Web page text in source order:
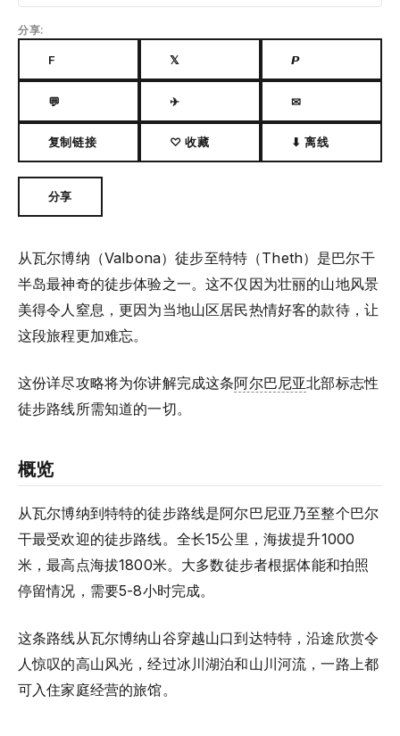
分享:
F 𝕏 𝙋
💬 ✈ ✉
复制链接 ♡ 收藏 ⬇ 离线
分享
从瓦尔博纳（Valbona）徒步至特特（Theth）是巴尔干
半岛最神奇的徒步体验之一。这不仅因为壮丽的山地风景
美得令人窒息，更因为当地山区居民热情好客的款待，让
这段旅程更加难忘。
这份详尽攻略将为你讲解完成这条阿尔巴尼亚北部标志性
徒步路线所需知道的一切。
概览
从瓦尔博纳到特特的徒步路线是阿尔巴尼亚乃至整个巴尔
干最受欢迎的徒步路线。全长15公里，海拔提升1000
米，最高点海拔1800米。大多数徒步者根据体能和拍照
停留情况，需要5-8小时完成。
这条路线从瓦尔博纳山谷穿越山口到达特特，沿途欣赏令
人惊叹的高山风光，经过冰川湖泊和山川河流，一路上都
可入住家庭经营的旅馆。